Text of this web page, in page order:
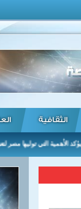
الثقافية
التي توليها مصر لتعزيز